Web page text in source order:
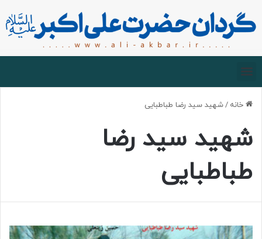
خانه /شهید سید رضا طباطبایی
شهید سید رضا
طباطبایی